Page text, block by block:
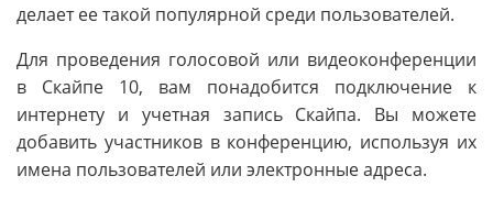
делает ее такой популярной среди пользователей.
Для проведения голосовой или видеоконференции
в Скайпе 10, вам понадобится подключение к
интернету и учетная запись Скайпа. Вы можете
добавить участников в конференцию, используя их
имена пользователей или электронные адреса.